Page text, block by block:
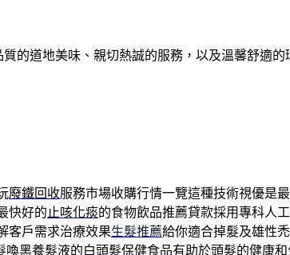
的道地美味、親切熱誠的服務，以及溫馨舒適的
廢鐵回收服務市場收購行情一覽這種技術視優是
快好的 止咳化痰的食物飲品推薦貸款採用專科人
客戶需求治療效果生髮推薦給你適合掉髮及雄性
喚黑養髮液的白頭髮保健食品有助於頭髮的健康